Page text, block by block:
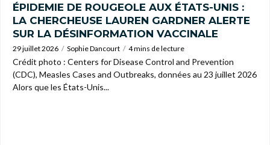
ÉPIDEMIE DE ROUGEOLE AUX ÉTATS-UNIS :
LA CHERCHEUSE LAUREN GARDNER ALERTE
SUR LA DÉSINFORMATION VACCINALE
29 juillet 2026 Sophie Dancourt 4 mins de lecture
Crédit photo : Centers for Disease Control and Prevention
(CDC), Measles Cases and Outbreaks, données au 23 juillet 2026
Alors que les États-Unis...